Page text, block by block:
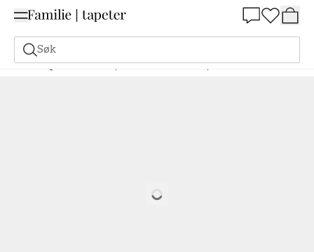
Søk
Maling Bestill basert på NCS Bestill basert på NCS 0520-G60Y
Loading…